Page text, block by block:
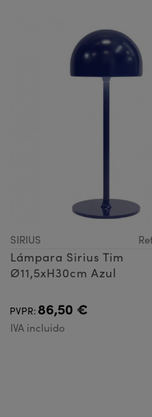
SIRIUS
Lámpara Sirius Tim
Ø11,5xH30cm Azul
PVPR: 86,50 €
IVA incluido